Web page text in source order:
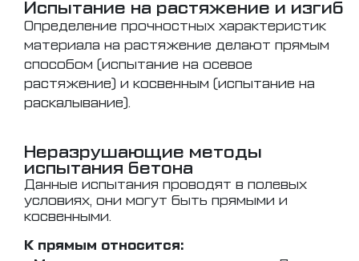
Испытание на растяжение и изгиб
Определение прочностных характеристик
материала на растяжение делают прямым
способом (испытание на осевое
растяжение) и косвенным (испытание на
раскалывание).
Неразрушающие методы
испытания бетона
Данные испытания проводят в полевых
условиях, они могут быть прямыми и
косвенными.
К прямым относится: